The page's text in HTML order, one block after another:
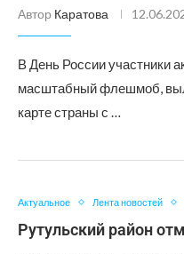
Автор Каратова
В День России участники
масштабный флешмоб,
карте страны с …
Актуальное Лента новостей
Рутульский район